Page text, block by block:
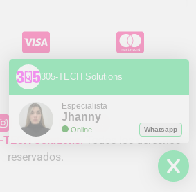
Visa
Solutions. Todos los derechos
reservados.
305-TECH Solutions
Especialista
Jhanny
Online Whatsapp